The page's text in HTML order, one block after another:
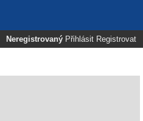
Neregistrovaný Přihlásit Registrovat